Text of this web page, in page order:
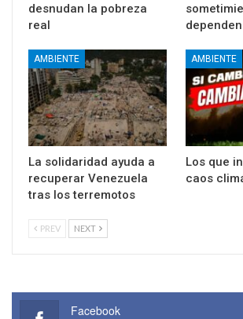
desnudan la pobreza
real
AMBIENTE
La solidaridad ayuda a
recuperar Venezuela
tras los terremotos
AMBIENTE
Los que
caos
PREV NEXT
Facebook